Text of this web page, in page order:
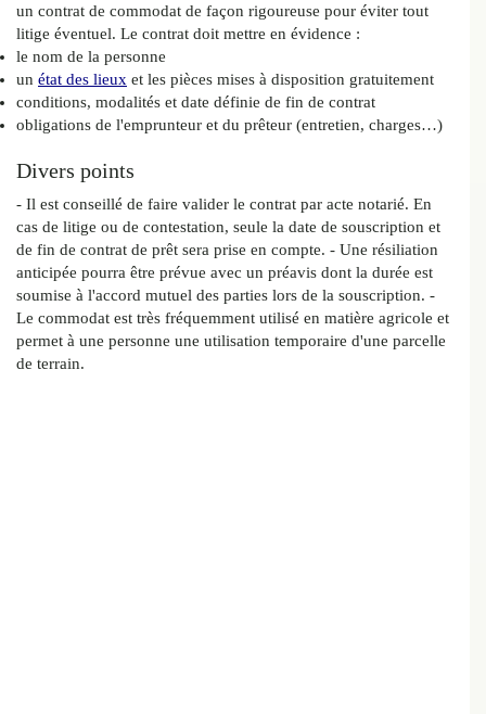
un contrat de commodat de façon rigoureuse pour éviter tout
litige éventuel. Le contrat doit mettre en évidence :
le nom de la personne
un état des lieux et les pièces mises à disposition gratuitement
conditions, modalités et date définie de fin de contrat
obligations de l'emprunteur et du prêteur (entretien, charges…)
Divers points
- Il est conseillé de faire valider le contrat par acte notarié. En
cas de litige ou de contestation, seule la date de souscription et
de fin de contrat de prêt sera prise en compte. - Une résiliation
anticipée pourra être prévue avec un préavis dont la durée est
soumise à l'accord mutuel des parties lors de la souscription. -
Le commodat est très fréquemment utilisé en matière agricole et
permet à une personne une utilisation temporaire d'une parcelle
de terrain.